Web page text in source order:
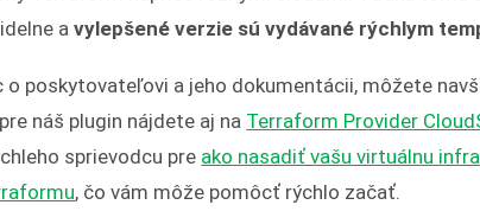
avylepšené verzie sú vydávané rýchlym
o poskytovateľovi a jeho dokumentácii, môžete
náš plugin nájdete aj na Terraform Provider
sprievodcu pre ako nasadiť vašu virtuálnu
, čo vám môže pomôcť rýchlo začať.